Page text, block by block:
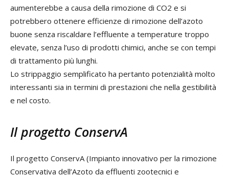
aumenterebbe a causa della rimozione di CO2 e si
potrebbero ottenere efficienze di rimozione dell’azoto
buone senza riscaldare l’effluente a temperature troppo
elevate, senza l’uso di prodotti chimici, anche se con tempi
di trattamento più lunghi.
Lo strippaggio semplificato ha pertanto potenzialità molto
interessanti sia in termini di prestazioni che nella gestibilità
e nel costo.
Il progetto ConservA
Il progetto ConservA (Impianto innovativo per la rimozione
Conservativa dell’Azoto da effluenti zootecnici e